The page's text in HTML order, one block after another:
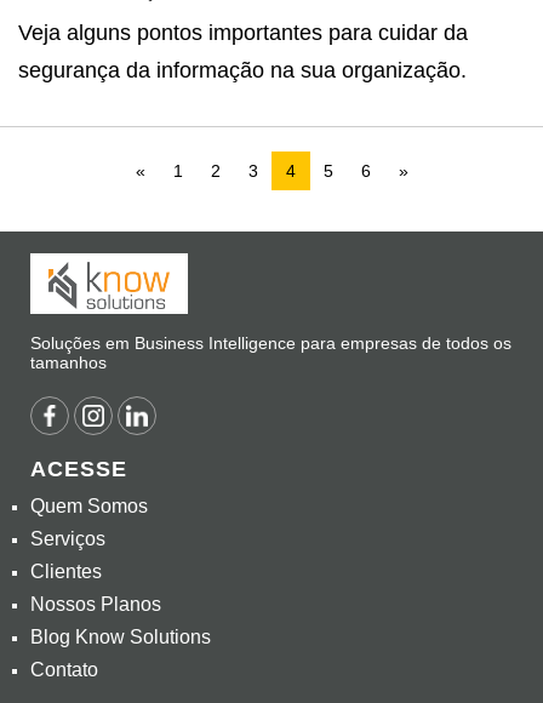
Veja alguns pontos importantes para cuidar da
segurança da informação na sua organização.
« 1 2 3 4 5 6 »
Soluções em Business Intelligence para empresas de todos os
tamanhos
ACESSE
Quem Somos
Serviços
Clientes
Nossos Planos
Blog Know Solutions
Contato